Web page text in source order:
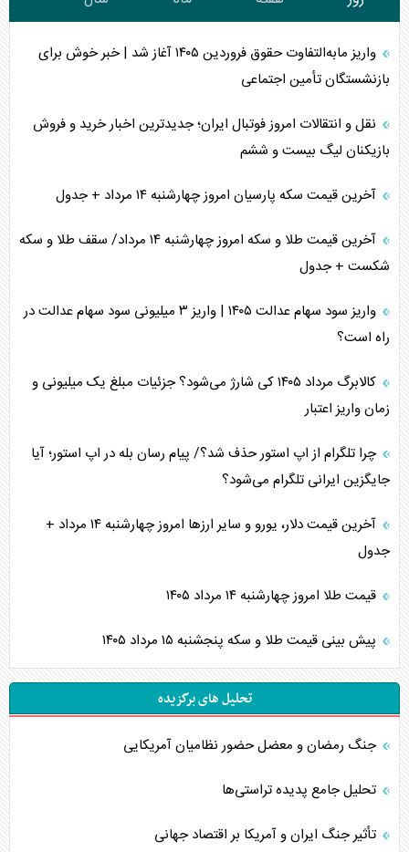
واریز مابه‌التفاوت حقوق فروردین ۱۴۰۵ آغاز شد | خبر خوش برای
بازنشستگان تأمین اجتماعی
نقل و انتقالات امروز فوتبال ایران؛ جدیدترین اخبار خرید و فروش
بازیکنان لیگ بیست و ششم
آخرین قیمت سکه پارسیان امروز چهارشنبه ۱۴ مرداد + جدول
آخرین قیمت طلا و سکه امروز چهارشنبه ۱۴ مرداد/ سقف طلا و سکه
شکست + جدول
واریز سود سهام عدالت ۱۴۰۵ | واریز ۳ میلیونی سود سهام عدالت در
راه است؟
کالابرگ مرداد ۱۴۰۵ کی شارژ می‌شود؟ جزئیات مبلغ یک میلیونی و
زمان واریز اعتبار
چرا تلگرام از اپ استور حذف شد؟/ پیام رسان بله در اپ استور؛ آیا
جایگزین ایرانی تلگرام می‌شود؟
آخرین قیمت دلار، یورو و سایر ارز‌ها امروز چهارشنبه ۱۴ مرداد +
جدول
قیمت طلا امروز چهارشنبه ۱۴ مرداد ۱۴۰۵
پیش بینی قیمت طلا و سکه پنجشنبه ۱۵ مرداد ۱۴۰۵
تحلیل های برگزیده
جنگ رمضان و معضل حضور نظامیان آمریکایی
تحلیل جامع پدیده تراستی‌ها
تأثیر جنگ ایران و آمریکا بر اقتصاد جهانی